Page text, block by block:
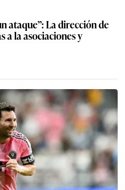
ataque”: La dirección de
a la asociaciones y